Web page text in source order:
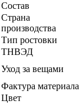
Состав
Страна
производства
Тип ростовки
ТНВЭД
Уход за вещами
Фактура материала
Цвет